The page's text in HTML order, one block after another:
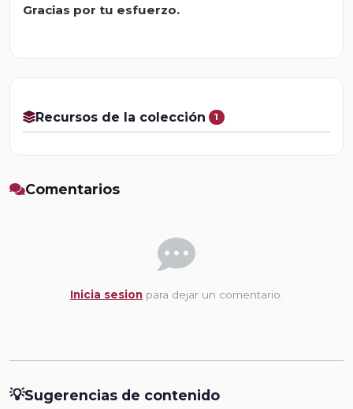
Gracias por tu esfuerzo.
Recursos de la colección 1
Comentarios
Inicia sesion para dejar un comentario.
💡Sugerencias de contenido